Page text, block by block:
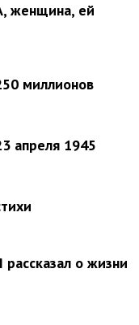
женщина, ей
миллионов
апреля 1945
о жизни